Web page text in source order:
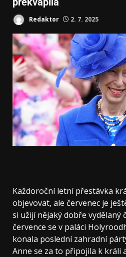
Redaktor 2. 7. 2025
Každoroční letní přestávka
objevovat, ale červenec je
si užijí nějaký dobře vydělaný
července se v paláci
konala poslední zahradní
Anne se za to připojila k králi